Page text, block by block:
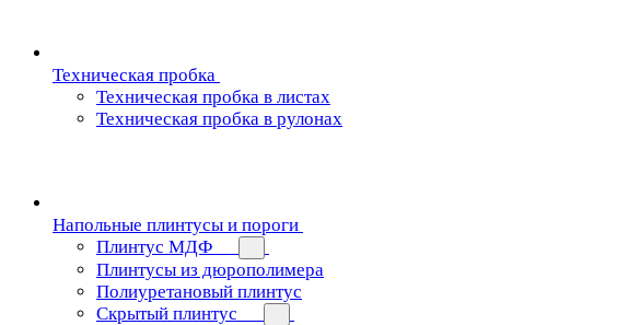
Техническая пробка
Техническая пробка в листах
Техническая пробка в рулонах
Напольные плинтусы и пороги
Плинтус МДФ
Плинтусы из дюрополимера
Полиуретановый плинтус
Скрытый плинтус